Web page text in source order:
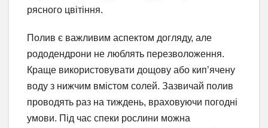
рясного цвітіння.
Полив є важливим аспектом догляду, але
рододендрони не люблять перезволоження.
Краще використовувати дощову або кип’ячену
воду з нижчим вмістом солей. Зазвичай полив
проводять раз на тиждень, враховуючи погодні
умови. Під час спеки рослини можна